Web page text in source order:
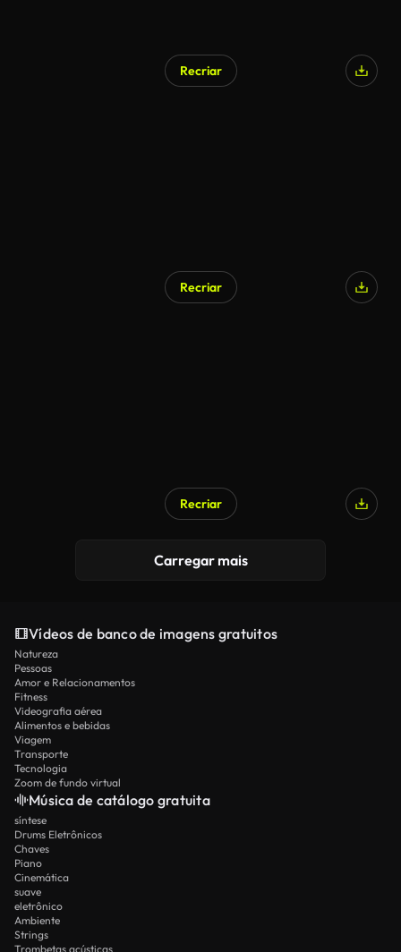
Recriar
Recriar
Recriar
Carregar mais
Vídeos de banco de imagens gratuitos
Natureza
Pessoas
Amor e Relacionamentos
Fitness
Videografia aérea
Alimentos e bebidas
Viagem
Transporte
Tecnologia
Zoom de fundo virtual
Música de catálogo gratuita
síntese
Drums Eletrônicos
Chaves
Piano
Cinemática
suave
eletrônico
Ambiente
Strings
Trombetas acústicas